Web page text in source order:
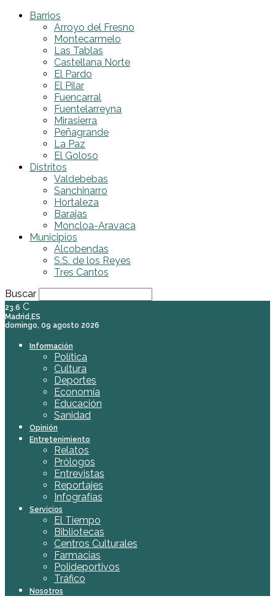
Barrios
Arroyo del Fresno
Montecarmelo
Las Tablas
Castellana Norte
El Pardo
El Pilar
Fuencarral
Fuentelarreyna
Mirasierra
Peñagrande
La Paz
El Goloso
Distritos
Valdebebas
Sanchinarro
Hortaleza
Barajas
Moncloa-Aravaca
Municipios
Alcobendas
S.S. de los Reyes
Tres Cantos
Buscar
23.6 C
Madrid,ES
domingo, 09 agosto 2026
Información
Política
Cultura
Deportes
Economía
Educación
Sanidad
Opinión
Entretenimiento
Relatos
Prólogos
Entrevistas
Reportajes
Infografías
Servicios
El Tiempo
Bibliotecas
Centros Culturales
Farmacias
Polideportivos
Tráfico
Nosotros